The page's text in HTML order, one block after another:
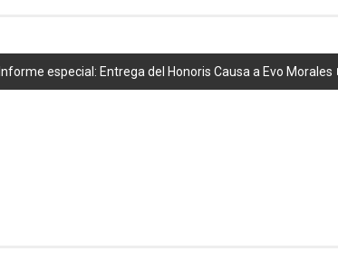
Informe especial: Entrega del Honoris Causa a Evo Morales